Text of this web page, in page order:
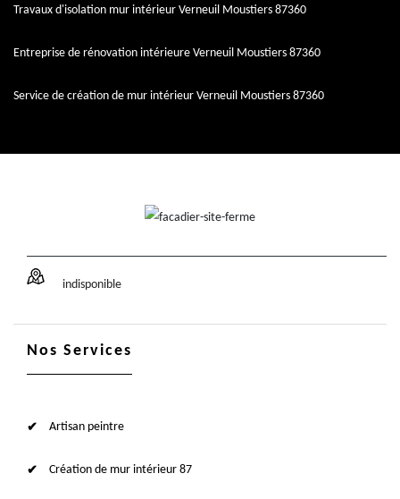
Travaux d'isolation mur intérieur Verneuil Moustiers 87360
Entreprise de rénovation intérieure Verneuil Moustiers 87360
Service de création de mur intérieur Verneuil Moustiers 87360
indisponible
Nos Services
Artisan peintre
Création de mur intérieur 87